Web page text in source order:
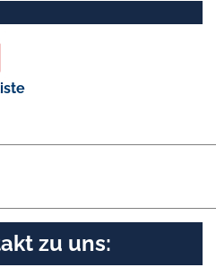
zu uns: